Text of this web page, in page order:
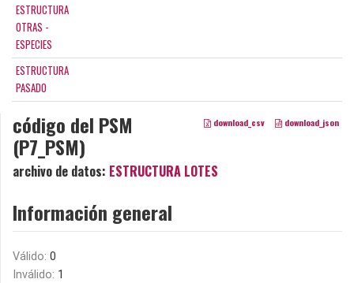
ESTRUCTURA
OTRAS -
ESPECIES
ESTRUCTURA
PASADO
download_csv download_json
código del PSM
(P7_PSM)
archivo de datos: ESTRUCTURA LOTES
Información general
Válido: 0
Inválido: 1